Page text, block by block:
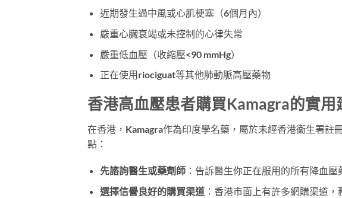
近期發生過中風或心肌梗塞（6個月內）
嚴重心臟衰竭或未控制的心律失常
嚴重低血壓（收縮壓<90 mmHg）
正在使用riociguat等其他肺動脈高壓藥物
香港高血壓患者購買Kamagra的實用
在香港，Kamagra作為印度學名藥，屬於未經香港衞生署註
點：
先諮詢醫生或藥劑師：告訴醫生你正在服用的所有降血
選擇信譽良好的購買渠道：香港市面上有許多網購渠道